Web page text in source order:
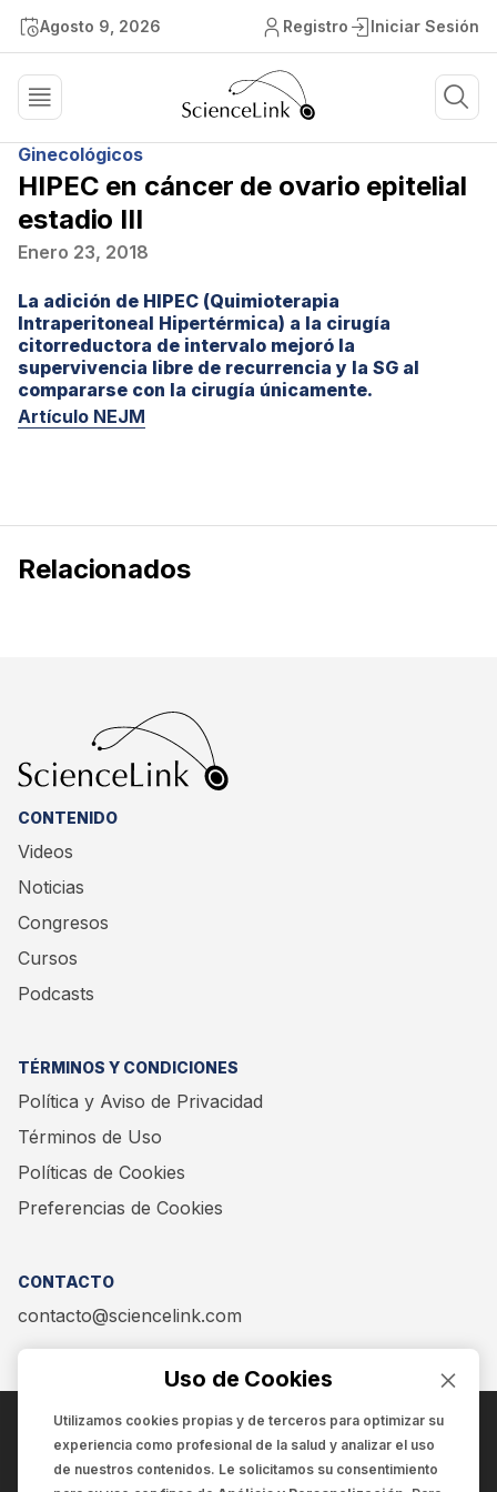
Agosto 9, 2026 Registro Iniciar Sesión
Ginecológicos
HIPEC en cáncer de ovario epitelial
estadio III
Enero 23, 2018
La adición de HIPEC (Quimioterapia
Intraperitoneal Hipertérmica) a la cirugía
citorreductora de intervalo mejoró la
supervivencia libre de recurrencia y la SG al
compararse con la cirugía únicamente.
Artículo NEJM
Relacionados
CONTENIDO
Videos
Noticias
Congresos
Cursos
Podcasts
TÉRMINOS Y CONDICIONES
Política y Aviso de Privacidad
Términos de Uso
Políticas de Cookies
Preferencias de Cookies
CONTACTO
contacto@sciencelink.com
ENCUÉNTRANOS EN:
Uso de Cookies
Utilizamos cookies propias y de terceros para optimizar su
experiencia como profesional de la salud y analizar el uso
de nuestros contenidos. Le solicitamos su consentimiento